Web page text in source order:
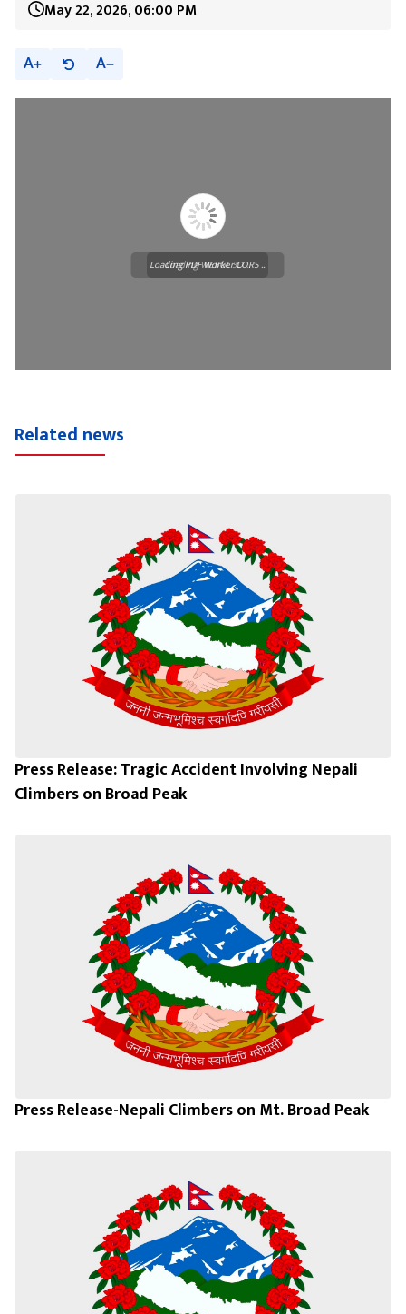
May 22, 2026, 06:00 PM
A A
Loading WEBGL 3D ...
Loading PDF Worker CORS ...
Related news
Press Release: Tragic Accident Involving Nepali
Climbers on Broad Peak
Press Release-Nepali Climbers on Mt. Broad Peak